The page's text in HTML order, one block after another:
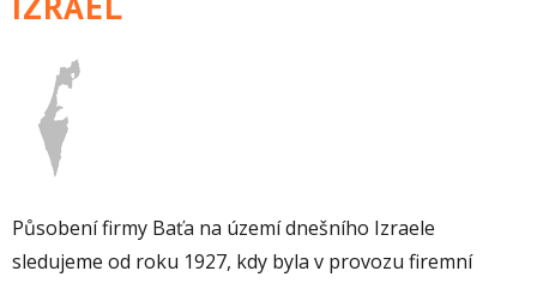
Působení firmy Baťa na území dnešního Izraele
sledujeme od roku 1927, kdy byla v provozu firemní